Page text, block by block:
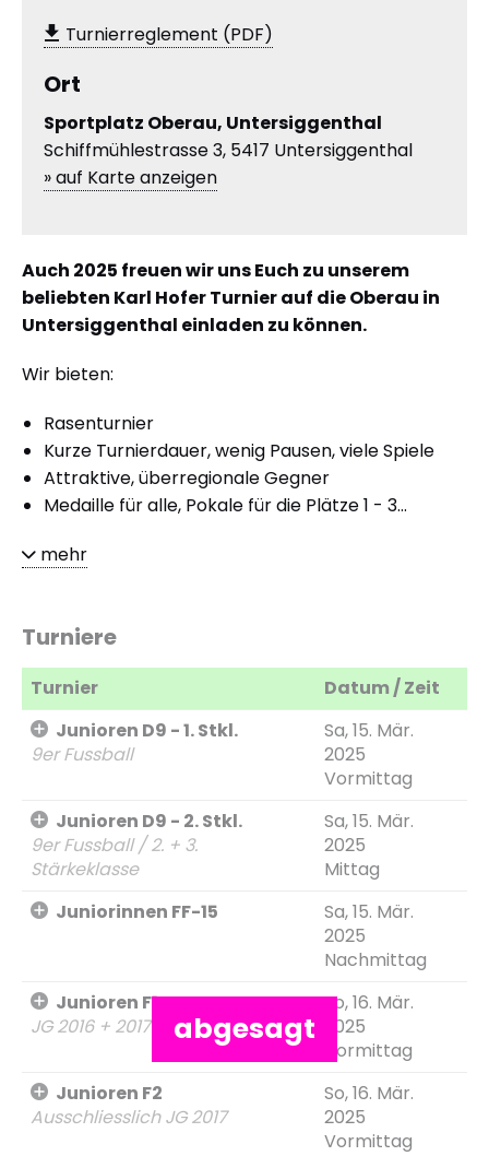
Turnierreglement (PDF)
Ort
Sportplatz Oberau, Untersiggenthal
Schiffmühlestrasse 3, 5417 Untersiggenthal
» auf Karte anzeigen
Auch 2025 freuen wir uns Euch zu unserem
beliebten Karl Hofer Turnier auf die Oberau in
Untersiggenthal einladen zu können.
Wir bieten:
Rasenturnier
Kurze Turnierdauer, wenig Pausen, viele Spiele
Attraktive, überregionale Gegner
Medaille für alle, Pokale für die Plätze 1 - 3...
mehr
abgesagt
Turniere
Turnier
Datum / Zeit
Junioren D9 - 1. Stkl.
9er Fussball
Sa, 15. Mär.
2025
Vormittag
Junioren D9 - 2. Stkl.
9er Fussball / 2. + 3.
Stärkeklasse
Sa, 15. Mär.
2025
Mittag
Juniorinnen FF-15
Sa, 15. Mär.
2025
Nachmittag
Junioren F1
JG 2016 + 2017
So, 16. Mär.
2025
Vormittag
Junioren F2
Ausschliesslich JG 2017
So, 16. Mär.
2025
Vormittag